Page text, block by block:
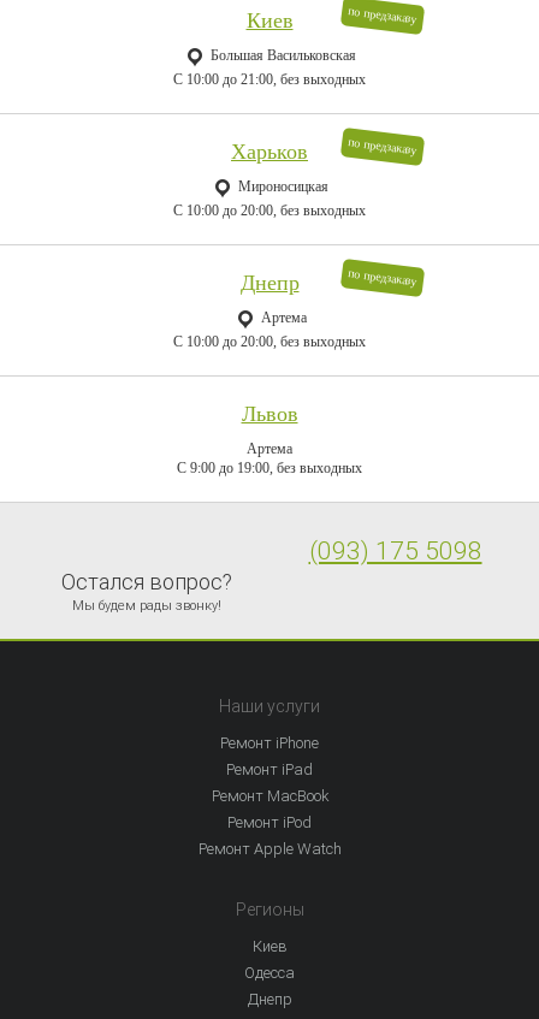
по предзаказу
Киев
Большая Васильковская
C 10:00 до 21:00, без выходных
по предзаказу
Харьков
Мироносицкая
C 10:00 до 20:00, без выходных
по предзаказу
Днепр
Артема
C 10:00 до 20:00, без выходных
Львов
Артема
C 9:00 до 19:00, без выходных
Остался вопрос?
Мы будем рады звонку!
(093) 175 5098
Наши услуги
Ремонт iPhone
Ремонт iPad
Ремонт MacBook
Ремонт iPod
Ремонт Apple Watch
Регионы
Киев
Одесса
Днепр